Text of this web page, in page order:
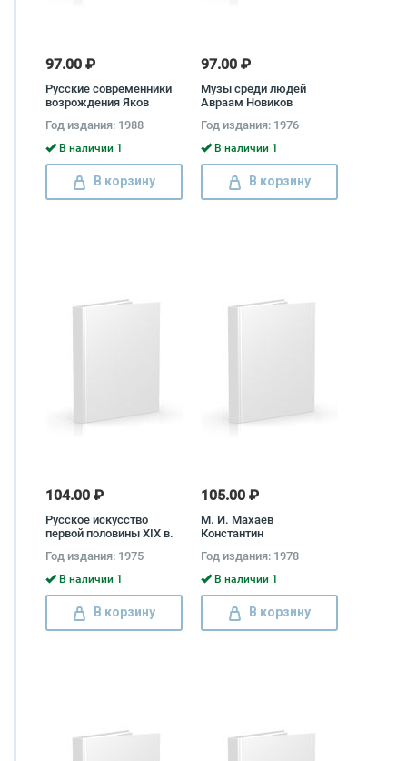
97.00 ₽
Русские современники
возрождения Яков
Год издания: 1988
В наличии 1
В корзину
97.00 ₽
Музы среди людей
Авраам Новиков
Год издания: 1976
В наличии 1
В корзину
104.00 ₽
Русское искусство
первой половины XIX в.
Год издания: 1975
В наличии 1
В корзину
105.00 ₽
М. И. Махаев
Константин
Год издания: 1978
В наличии 1
В корзину